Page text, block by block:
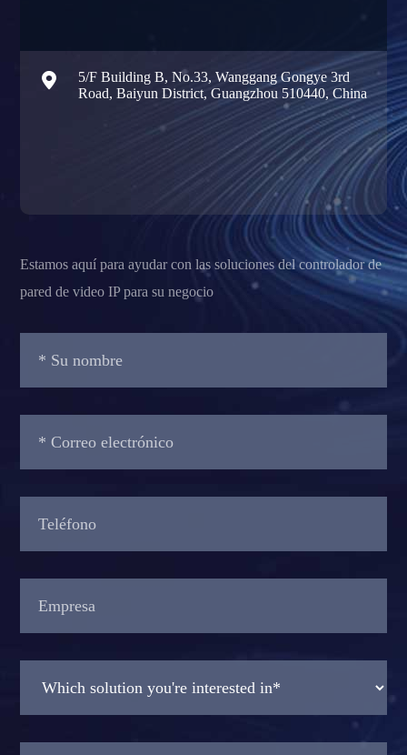
Estamos aquí para ayudar con las soluciones del controlador de
pared de video IP para su negocio

5/F Building B, No.33, Wanggang Gongye 3rd
Road, Baiyun District, Guangzhou 510440, China